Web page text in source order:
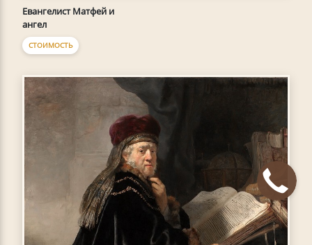
Евангелист Матфей и
ангел
СТОИМОСТЬ